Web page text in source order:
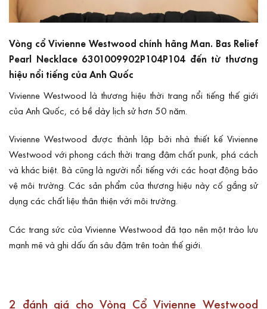
Vòng cổ Vivienne Westwood chính hãng Man. Bas Relief
Pearl Necklace 6301009902P104P104 đến từ thương
hiệu nổi tiếng của Anh Quốc
Vivienne Westwood là thương hiệu thời trang nổi tiếng thế giới
của Anh Quốc, có bề dày lịch sử hơn 50 năm.
Vivienne Westwood được thành lập bởi nhà thiết kế Vivienne
Westwood với phong cách thời trang đậm chất punk, phá cách
và khác biệt. Bà cũng là người nổi tiếng với các hoạt động bảo
vệ môi trường. Các sản phẩm của thương hiệu này cố gắng sử
dụng các chất liệu thân thiện với môi trường.
Các trang sức của Vivienne Westwood đã tạo nên một trào lưu
mạnh mẽ và ghi dấu ấn sâu đậm trên toàn thế giới.
2 đánh giá choVòng Cổ Vivienne Westwood